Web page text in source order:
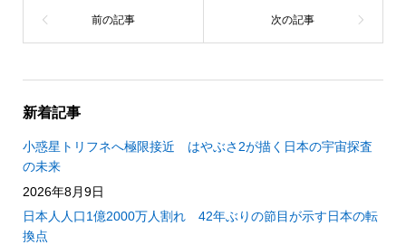
新着記事
小惑星トリフネへ極限接近 はやぶさ2が描く日本の宇宙探査
の未来
2026年8月9日
日本人人口1億2000万人割れ 42年ぶりの節目が示す日本の転
換点